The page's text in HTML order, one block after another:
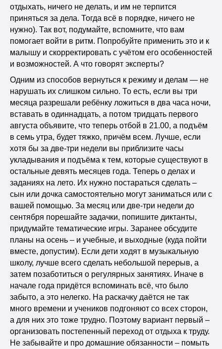
отдыхать, ничего не делать, и им не терпится
приняться за дела. Тогда всё в порядке, ничего не
нужно). Так вот, подумайте, вспомните, что вам
помогает войти в ритм. Попробуйте применить это и к
малышу и скорректировать с учётом его особенностей
и возможностей. А что говорят эксперты?
Одним из способов вернуться к режиму и делам — не
нарушать их слишком сильно. То есть, если вы три
месяца разрешали ребёнку ложиться в два часа ночи,
вставать в одиннадцать, а потом тридцать первого
августа объявите, что теперь отбой в 21.00, а подъём
в семь утра, будет тяжко, причём всем. Лучше, если
хотя бы за две-три недели вы приблизите часы
укладывания и подъёма к тем, которые существуют в
остальные девять месяцев года. Теперь о делах и
заданиях на лето. Их нужно постараться сделать –
сын или дочка самостоятельно могут заниматься или с
вашей помощью. За месяц или две-три недели до
сентября порешайте задачки, попишите диктанты,
придумайте тематические игры. Заранее обсудите
планы на осень – и учебные, и выходные (куда пойти
вместе, допустим). Если дети ходят в музыкальную
школу, лучше всего сделать небольшой перерыв, а
затем позаботиться о регулярных занятиях. Иначе в
начале года придётся вспоминать всё, что было
забыто, а это нелегко. На раскачку даётся не так
много времени и учеников подгоняют со всех сторон,
а для них это тоже трудно. Поэтому вариант первый –
организовать постепенный переход от отдыха к труду.
Не забывайте и про домашние обязанности – помыть